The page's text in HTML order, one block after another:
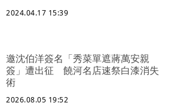
2024.04.17 15:39
邀沈伯洋簽名「秀菜單遮蔣萬安親
簽」遭出征 饒河名店速祭白漆消失
術
2026.08.05 19:52